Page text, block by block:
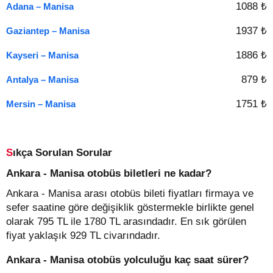
Adana – Manisa 1088 ₺
Gaziantep – Manisa 1937 ₺
Kayseri – Manisa 1886 ₺
Antalya – Manisa 879 ₺
Mersin – Manisa 1751 ₺
Sıkça Sorulan Sorular
Ankara - Manisa otobüs biletleri ne kadar?
Ankara - Manisa arası otobüs bileti fiyatları firmaya ve
sefer saatine göre değişiklik göstermekle birlikte genel
olarak 795 TL ile 1780 TL arasındadır. En sık görülen
fiyat yaklaşık 929 TL civarındadır.
Ankara - Manisa otobüs yolculuğu kaç saat sürer?